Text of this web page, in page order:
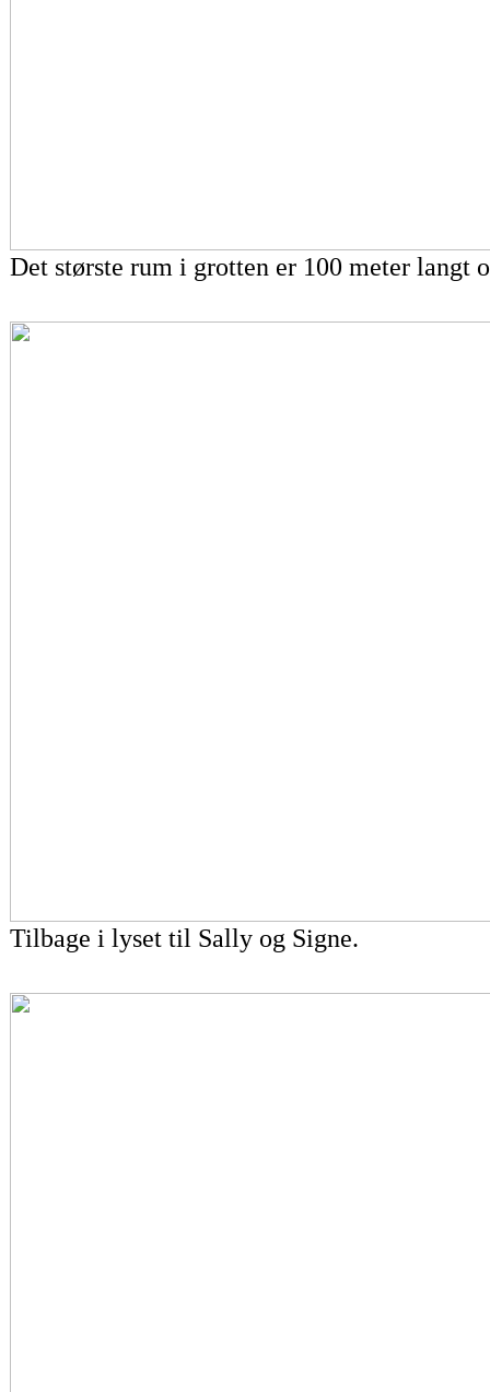
Det største rum i grotten er 100 meter langt
Tilbage i lyset til Sally og Signe.